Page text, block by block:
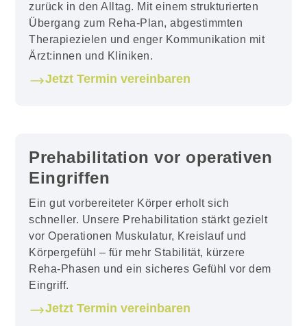
zurück in den Alltag. Mit einem strukturierten
Übergang zum Reha-Plan, abgestimmten
Therapiezielen und enger Kommunikation mit
Ärzt:innen und Kliniken.
Jetzt Termin vereinbaren
Prehabilitation vor operativen
Eingriffen
Ein gut vorbereiteter Körper erholt sich
schneller. Unsere Prehabilitation stärkt gezielt
vor Operationen Muskulatur, Kreislauf und
Körpergefühl – für mehr Stabilität, kürzere
Reha-Phasen und ein sicheres Gefühl vor dem
Eingriff.
Jetzt Termin vereinbaren